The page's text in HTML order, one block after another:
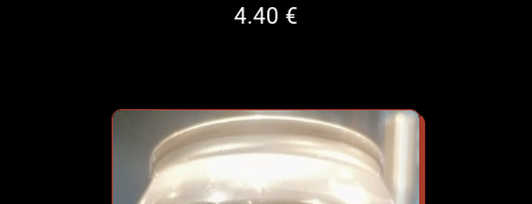
4.40 €